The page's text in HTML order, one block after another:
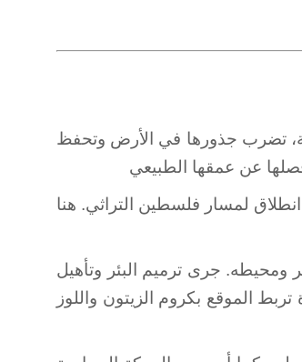
تضرب جذورها في الأرض وتحفظ
لمسار فلسطين التراثي. هنا
ومحيطه. جرى ترميم البئر وتأهيل
الموقع بكروم الزيتون واللوز